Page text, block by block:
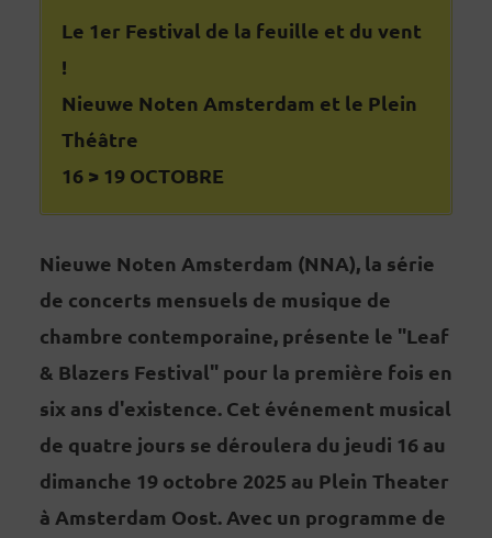
Le 1er Festival de la feuille et du vent
!
Nieuwe Noten Amsterdam et le Plein
Théâtre
16 > 19 OCTOBRE
Nieuwe Noten Amsterdam (NNA), la série
de concerts mensuels de musique de
chambre contemporaine, présente le "Leaf
& Blazers Festival" pour la première fois en
six ans d'existence. Cet événement musical
de quatre jours se déroulera du jeudi 16 au
dimanche 19 octobre 2025 au Plein Theater
à Amsterdam Oost. Avec un programme de